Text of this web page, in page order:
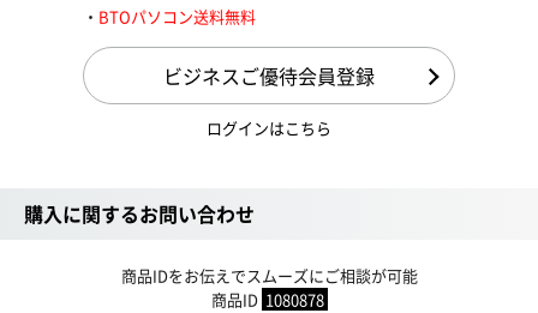
BTOパソコン送料無料
ビジネスご優待会員登録
ログインはこちら
購入に関するお問い合わせ
商品IDをお伝えでスムーズにご相談が可能
商品ID 1080878